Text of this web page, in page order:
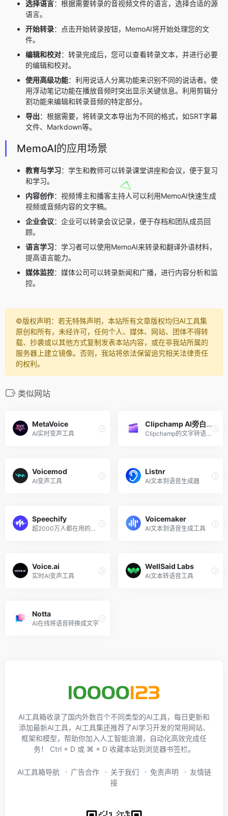
选择语言：根据需要转录的音视频文件的语言，选择合适的源
语言。
开始转录：点击开始转录按钮，MemoAI将开始处理您的文
件。
编辑和校对：转录完成后，您可以查看转录文本，并进行必要
的编辑和校对。
使用高级功能： 利用说话人分离功能来识别不同的说话者。 使
用浮动笔记功能在播放音频时突出显示关键信息。 利用剪辑分
割功能来编辑和转录音频的特定部分。
导出：根据需要，将转录文本导出为不同的格式，如SRT字幕
文件、Markdown等。
MemoAI的应用场景
教育与学习：学生和教师可以转录课堂讲座和会议，便于复习
和学习。
内容创作：视频博主和播客主持人可以利用MemoAI快速生成
视频或音频内容的文字稿。
企业会议：企业可以转录会议记录，便于存档和团队成员回
顾。
语言学习：学习者可以使用MemoAI来转录和翻译外语材料，
提高语言能力。
媒体监控：媒体公司可以转录新闻和广播，进行内容分析和监
控。
©️版权声明：若无特殊声明，本站所有文章版权均归AI工具集
原创和所有，未经许可，任何个人、媒体、网站、团体不得转
载、抄袭或以其他方式复制发表本站内容，或在非我站所属的
服务器上建立镜像。否则，我站将依法保留追究相关法律责任
的权利。
类似网站
MetaVoice
AI实时变声工具
Clipchamp AI旁白生成器
Clipchamp的文字转语音生成器
Voicemod
AI变声工具
Listnr
AI文本到语音生成器
Speechify
超2000万人都在用的文字转语音朗读器
Voicemaker
AI文本到语音生成工具
Voice.ai
实时AI变声工具
WellSaid Labs
AI文本转语音工具
Notta
AI在线将语音转换成文字
AI工具箱收录了国内外数百个不同类型的AI工具，每日更新和
添加最新AI工具，AI工具集还推荐了AI学习开发的常用网站、
框架和模型，帮助你加入人工智能浪潮，自动化高效完成任
务！ Ctrl + D 或 ⌘ + D 收藏本站到浏览器书签栏。
AI工具箱导航 广告合作 关于我们 免责声明
友情链
接